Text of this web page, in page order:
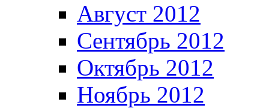
Август 2012
Сентябрь 2012
Октябрь 2012
Ноябрь 2012